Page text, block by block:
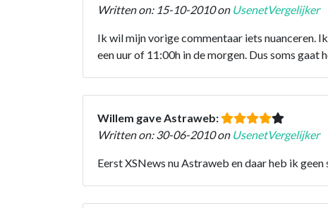
Written on: 15-10-2010 on UsenetVergelijker
Ik wil mijn vorige commentaar iets nuanceren.
een uur of 11:00h in de morgen. Dus soms gaat
Willem gave Astraweb:
Written on: 30-06-2010 on UsenetVergelijker
Eerst XSNews nu Astraweb en daar heb ik